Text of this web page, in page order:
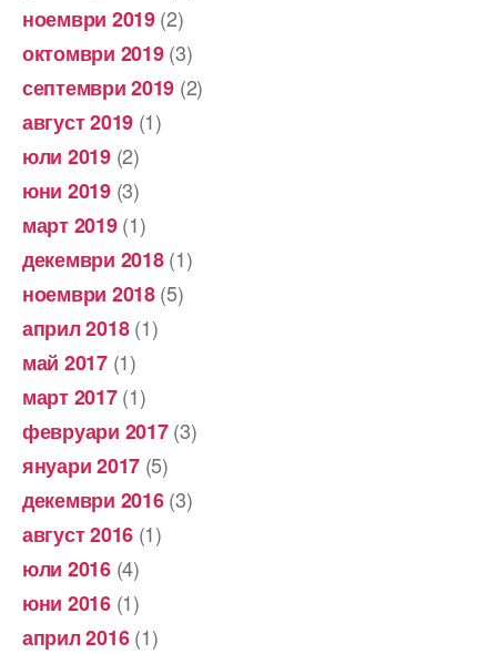
ноември 2019(2)
октомври 2019(3)
септември 2019 (2)
август 2019 (1)
юли 2019(2)
юни 2019(3)
март 2019(1)
декември 2018(1)
ноември 2018(5)
април 2018(1)
май 2017(1)
март 2017(1)
февруари 2017(3)
януари 2017 (5)
декември 2016(3)
август 2016 (1)
юли 2016(4)
юни 2016(1)
април 2016(1)